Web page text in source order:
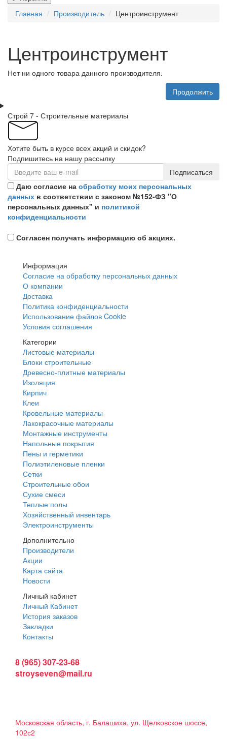
Главная
Производитель Центроинструмент
Центроинструмент
Нет ни одного товара данного производителя.
Продолжить
Строй 7 - Строительные материалы
Хотите быть в курсе всех акций и скидок?
Подпишитесь на нашу рассылку
Подписаться
Даю согласие на обработку моих персональных
данных в соответствии с законом №152-ФЗ "О
персональных данных" и политикой
конфиденциальности
Согласен получать информацию об акциях.
Информация
Согласие на обработку персональных данных
О компании
Доставка
Политика конфиденциальности
Использование файлов Cookie
Условия соглашения
Категории
Листовые материалы
Блоки строительные
Древесно-плитные материалы
Изоляция
Кирпич
Клеи
Кровельные материалы
Лакокрасочные материалы
Монтажные инструменты
Напольные покрытия
Пены и герметики
Полиэтиленовые пленки
Сетки
Строительные обои
Сухие смеси
Теплые полы
Хозяйственный инвентарь
Электроинструменты
Дополнительно
Производители
Акции
Карта сайта
Новости
Личный кабинет
Личный Кабинет
История заказов
Закладки
Контакты
8 (965) 307-23-68
stroyseven@mail.ru
Московская область, г. Балашиха, ул. Щелковское шоссе,
102с2